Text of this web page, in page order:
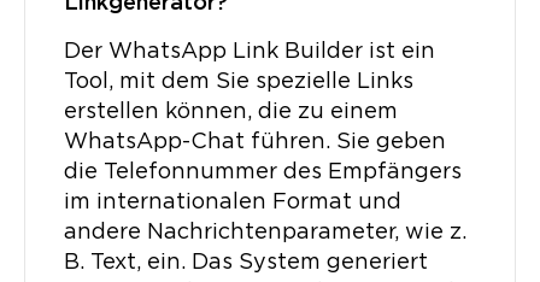
Der WhatsApp Link Builder ist ein
Tool, mit dem Sie spezielle Links
erstellen können, die zu einem
WhatsApp-Chat führen. Sie geben
die Telefonnummer des Empfängers
im internationalen Format und
andere Nachrichtenparameter, wie z.
B. Text, ein. Das System generiert